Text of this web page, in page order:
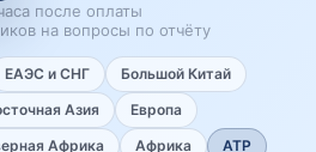
после оплаты
на вопросы по отчёту
ЕАЭС и СНГ
Большой Китай
Азия
Европа
Африка Африка
АТР